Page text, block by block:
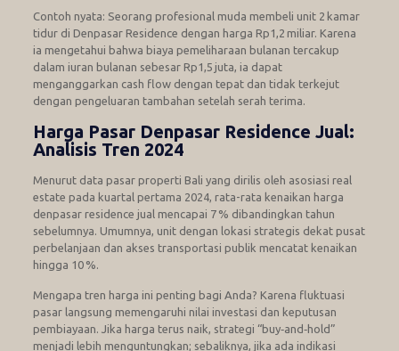
Contoh nyata: Seorang profesional muda membeli unit 2 kamar
tidur di Denpasar Residence dengan harga Rp1,2 miliar. Karena
ia mengetahui bahwa biaya pemeliharaan bulanan tercakup
dalam iuran bulanan sebesar Rp1,5 juta, ia dapat
menganggarkan cash flow dengan tepat dan tidak terkejut
dengan pengeluaran tambahan setelah serah terima.
Harga Pasar Denpasar Residence Jual:
Analisis Tren 2024
Menurut data pasar properti Bali yang dirilis oleh asosiasi real
estate pada kuartal pertama 2024, rata-rata kenaikan harga
denpasar residence jual mencapai 7 % dibandingkan tahun
sebelumnya. Umumnya, unit dengan lokasi strategis dekat pusat
perbelanjaan dan akses transportasi publik mencatat kenaikan
hingga 10 %.
Mengapa tren harga ini penting bagi Anda? Karena fluktuasi
pasar langsung memengaruhi nilai investasi dan keputusan
pembiayaan. Jika harga terus naik, strategi “buy‑and‑hold”
menjadi lebih menguntungkan; sebaliknya, jika ada indikasi